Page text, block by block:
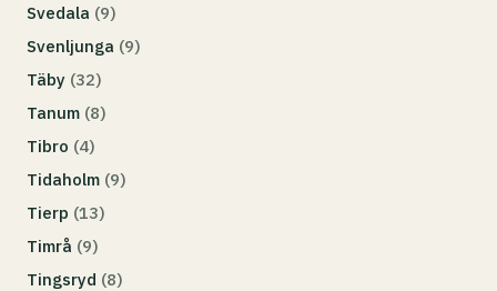
Svedala (9)
Svenljunga (9)
Täby (32)
Tanum (8)
Tibro (4)
Tidaholm (9)
Tierp (13)
Timrå (9)
Tingsryd (8)